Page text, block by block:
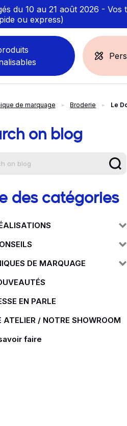
du 10 au 21 août 2026 -
ou express)
ACCESSOIRES
Casquette
Toque et Calot
Linge bain
Blouse, Tunique et
Tablier
Chaussures de sécurité
de marquage Broderie Le
à la
on blog
des catégories
DE MARQUAGE
EN PARLE
ATELIER / NOTRE SHOWROOM
faire